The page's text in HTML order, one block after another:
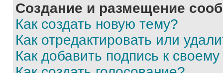
Создание и размещение
Как создать новую тему?
Как отредактировать или
Как добавить подпись к